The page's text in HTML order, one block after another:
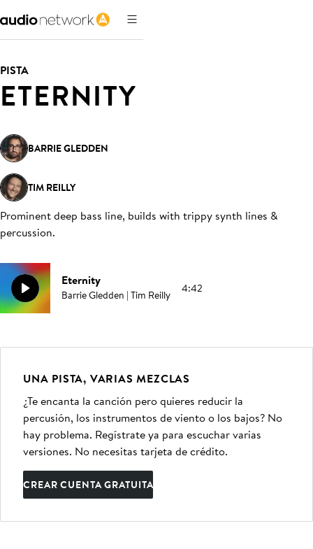
PISTA
ETERNITY
BARRIE GLEDDEN
TIM REILLY
Prominent deep bass line, builds with trippy synth lines &
percussion.
Eternity
Barrie Gledden | Tim Reilly 4:42
UNA PISTA, VARIAS MEZCLAS
¿Te encanta la canción pero quieres reducir la
percusión, los instrumentos de viento o los bajos? No
hay problema. Regístrate ya para escuchar varias
versiones. No necesitas tarjeta de crédito.
CREAR CUENTA GRATUITA